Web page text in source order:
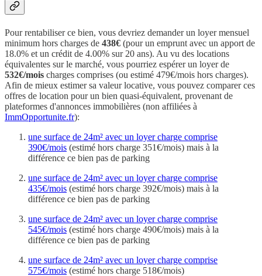
Pour rentabiliser ce bien, vous devriez demander un loyer mensuel
minimum hors charges de 438€ (pour un emprunt avec un apport de
18.0% et un crédit de 4.00% sur 20 ans). Au vu des locations
équivalentes sur le marché, vous pourriez espérer un loyer de
532€/mois charges comprises (ou estimé 479€/mois hors charges).
Afin de mieux estimer sa valeur locative, vous pouvez comparer ces
offres de location pour un bien quasi-équivalent, provenant de
plateformes d'annonces immobilières (non affiliées à
ImmOpportunite.fr):
une surface de 24m² avec un loyer charge comprise
390€/mois (estimé hors charge 351€/mois) mais à la
différence ce bien pas de parking
une surface de 24m² avec un loyer charge comprise
435€/mois (estimé hors charge 392€/mois) mais à la
différence ce bien pas de parking
une surface de 24m² avec un loyer charge comprise
545€/mois (estimé hors charge 490€/mois) mais à la
différence ce bien pas de parking
une surface de 24m² avec un loyer charge comprise
575€/mois (estimé hors charge 518€/mois)